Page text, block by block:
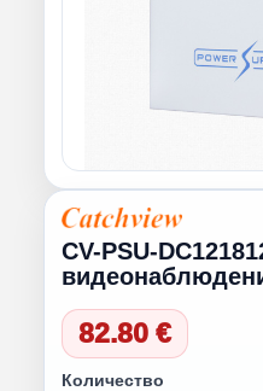
CV-PSU-
82.80 €
Количество